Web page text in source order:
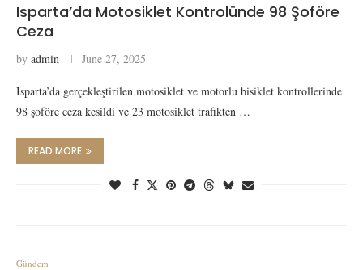
Isparta’da Motosiklet Kontrolünde 98 Şoföre
Ceza
by admin June 27, 2025
Isparta’da gerçekleştirilen motosiklet ve motorlu bisiklet kontrollerinde
98 şoföre ceza kesildi ve 23 motosiklet trafikten …
READ MORE
Gündem